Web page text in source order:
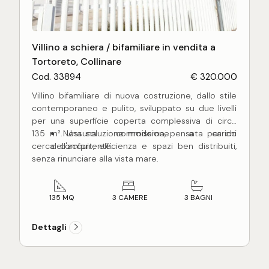
Villino a schiera / bifamiliare in vendita a
Tortoreto, Collinare
Cod. 33894 € 320.000
Villino bifamiliare di nuova costruzione, dallo stile
contemporaneo e pulito, sviluppato su due livelli
per una superficie coperta complessiva di circa
135 m². Una soluzione moderna, pensata per chi
cerca comfort, efficienza e spazi ben distribuiti,
senza rinunciare alla vista mare.
un ampio soggiorno luminoso con affaccio diretto
sul giardino e una splendida vista aperta verso il
antibagno ad uso lavanderia. Gli spazi sono
razionali, vivibili e pensati per la quotidianità di una
famiglia.
Nessuna commissione a carico
dell'acquirente.
135 MQ 3 CAMERE 3 BAGNI
Dettagli